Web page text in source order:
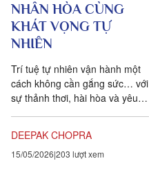
NHÂN HÒA CÙNG
KHÁT VỌNG TỰ
NHIÊN
Trí tuệ tự nhiên vận hành một
cách không cần gắng sức… với
sự thảnh thơi, hài hòa và yêu
DEEPAK CHOPRA
15/05/2026 203 lượt xem